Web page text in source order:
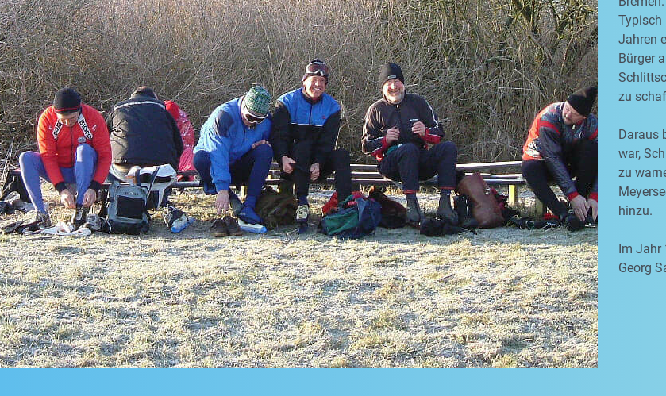
Typisch
Jahren
Bürger
zu
Daraus
war,
zu
hinzu.
Im Jahr
Georg